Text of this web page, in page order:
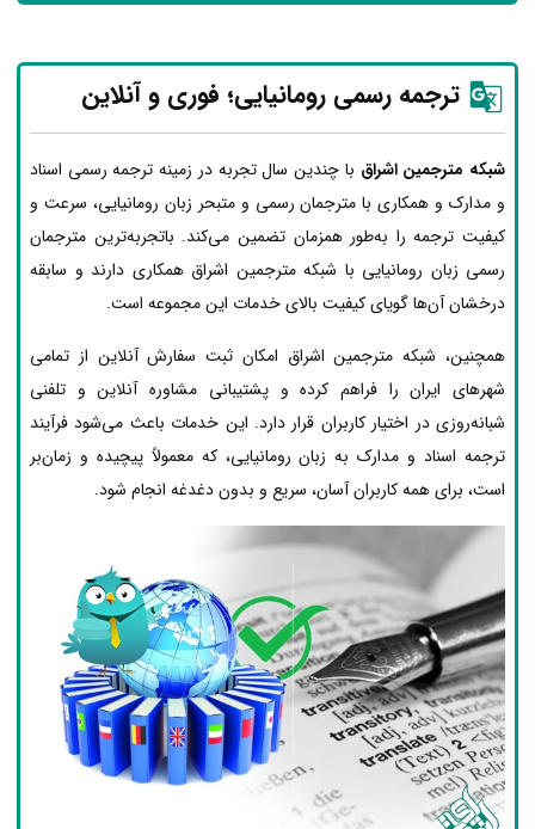
ترجمه رسمی رومانیایی؛ فوری و آنلاین
شبکه مترجمین اشراق با چندین سال تجربه در زمینه ترجمه رسمی اسناد
و مدارک و همکاری با مترجمان رسمی و متبحر زبان رومانیایی، سرعت و
کیفیت ترجمه را به‌طور همزمان تضمین می‌کند. باتجربه‌ترین مترجمان
رسمی زبان رومانیایی با شبکه مترجمین اشراق همکاری دارند و سابقه
درخشان آن‌ها گویای کیفیت بالای خدمات این مجموعه است.
همچنین، شبکه مترجمین اشراق امکان ثبت سفارش آنلاین از تمامی
شهرهای ایران را فراهم کرده و پشتیبانی مشاوره آنلاین و تلفنی
شبانه‌روزی در اختیار کاربران قرار دارد. این خدمات باعث می‌شود فرآیند
ترجمه اسناد و مدارک به زبان رومانیایی، که معمولاً پیچیده و زمان‌بر
است، برای همه کاربران آسان، سریع و بدون دغدغه انجام شود.